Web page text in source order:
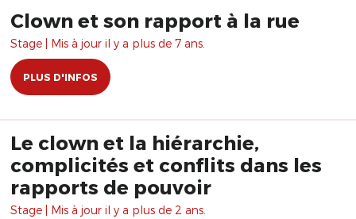
Clown et son rapport à la rue
Stage | Mis à jour il y a plus de 7 ans.
PLUS D'INFOS
Le clown et la hiérarchie,
complicités et conflits dans les
rapports de pouvoir
Stage | Mis à jour il y a plus de 2 ans.